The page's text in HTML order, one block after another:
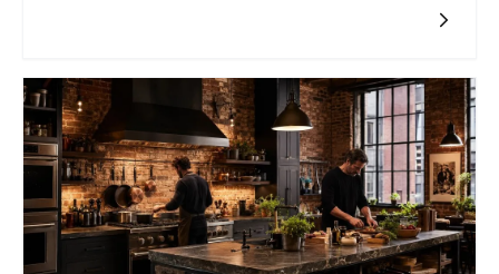
terapeutyczne, a także przewidzieć potencjalne powikłania.
Konieczność uwzględniania kondycji ogólnej wynika z faktu,
że osoby w lepszej formie zdrowotnej często lepiej reagują na
terapie przeciwnowotworowe, co sprzyja wydłużeniu okresu
przeżycia oraz poprawie jakości życia. Dlatego istotnym
elementem procesu diagnostycznego i terapeutycznego staje
się dokładna ocena sprawności pacjenta, co wymaga
współpracy między specjalistami onkologii, onkologii
klinicznej oraz innymi dziedzinami medycyny.